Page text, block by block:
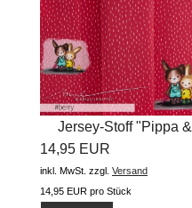
Jersey-Stoff "Pippa &
Arved...
14,95 EUR
inkl. MwSt. zzgl. Versand
14,95 EUR pro Stück